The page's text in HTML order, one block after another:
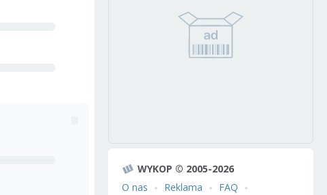
WYKOP © 2005-2026
O nas
Reklama
FAQ